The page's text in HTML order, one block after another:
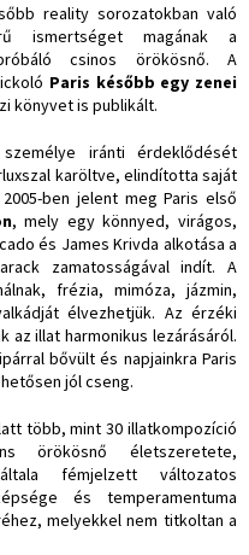
reality sorozatokban való
ismertséget magának a
csinos örökösnő. A
Paris később egy zenei
könyvet is publikált.
iránti érdeklődését
karöltve, elindította saját
ben jelent meg Paris első
, mely egy könnyed, virágos,
és James Krivda alkotása a
zamatosságával indít. A
frézia, mimóza, jázmin,
élvezhetjük. Az érzéki
az illat harmonikus lezárásáról.
bővült és napjainkra Paris
jól cseng.
több, mint 30 illatkompozíció
örökösnő életszeretete,
fémjelzett változatos
és temperamentuma
melyekkel nem titkoltan a